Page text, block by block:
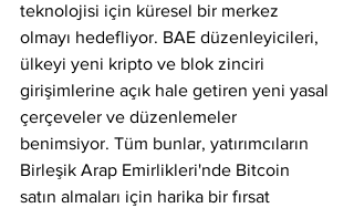
teknolojisi için küresel bir merkez
olmayı hedefliyor. BAE düzenleyicileri,
ülkeyi yeni kripto ve blok zinciri
girişimlerine açık hale getiren yeni yasal
çerçeveler ve düzenlemeler
benimsiyor. Tüm bunlar, yatırımcıların
Birleşik Arap Emirlikleri'nde Bitcoin
satın almaları için harika bir fırsat